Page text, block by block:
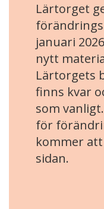
Lärtorget
januari
nytt
Lärtorgets
finns kvar
som
för
kommer
sidan.